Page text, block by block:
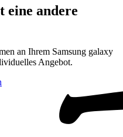
eine andere
an Ihrem Samsung galaxy
Angebot.